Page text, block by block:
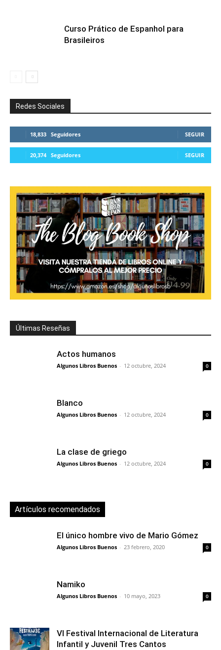
Curso Prático de Espanhol para
Brasileiros
Redes Sociales
18,833 Seguidores SEGUIR
20,374 Seguidores SEGUIR
Últimas Reseñas
Actos humanos
Algunos Libros Buenos - 12 octubre, 2024 0
Blanco
Algunos Libros Buenos - 12 octubre, 2024 0
La clase de griego
Algunos Libros Buenos - 12 octubre, 2024 0
Artículos recomendados
El único hombre vivo de Mario Gómez
Algunos Libros Buenos - 23 febrero, 2020 0
Namiko
Algunos Libros Buenos - 10 mayo, 2023 0
VI Festival Internacional de Literatura
Infantil y Juvenil Tres Cantos